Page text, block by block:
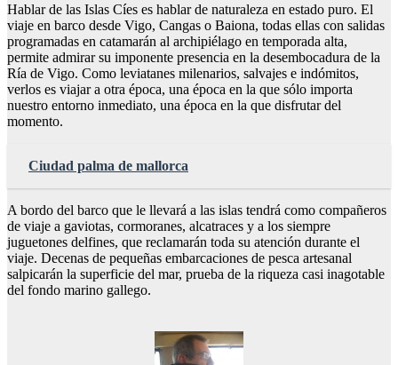
Hablar de las Islas Cíes es hablar de naturaleza en estado puro. El
viaje en barco desde Vigo, Cangas o Baiona, todas ellas con salidas
programadas en catamarán al archipiélago en temporada alta,
permite admirar su imponente presencia en la desembocadura de la
Ría de Vigo. Como leviatanes milenarios, salvajes e indómitos,
verlos es viajar a otra época, una época en la que sólo importa
nuestro entorno inmediato, una época en la que disfrutar del
momento.
Ciudad palma de mallorca
A bordo del barco que le llevará a las islas tendrá como compañeros
de viaje a gaviotas, cormoranes, alcatraces y a los siempre
juguetones delfines, que reclamarán toda su atención durante el
viaje. Decenas de pequeñas embarcaciones de pesca artesanal
salpicarán la superficie del mar, prueba de la riqueza casi inagotable
del fondo marino gallego.